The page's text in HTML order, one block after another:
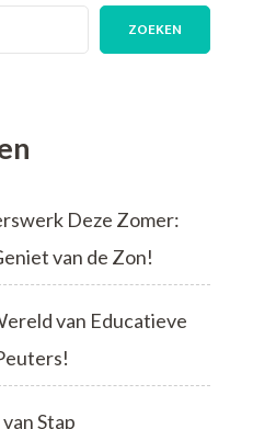
ZOEKEN
Deze Zomer:
van de Zon!
van Educatieve
Stap